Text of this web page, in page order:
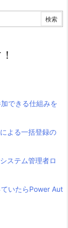
できる仕組みを
よる一括登録の
ステム管理者ロ
いたらPower Aut